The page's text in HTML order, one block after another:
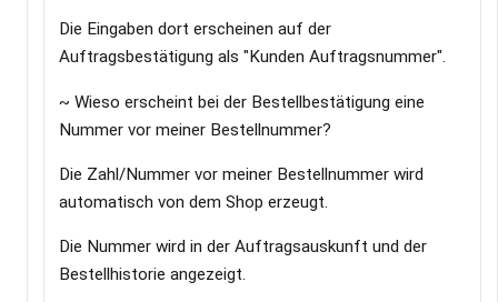
Die Eingaben dort erscheinen auf der
Auftragsbestätigung als "Kunden Auftragsnummer".
~ Wieso erscheint bei der Bestellbestätigung eine
Nummer vor meiner Bestellnummer?
Die Zahl/Nummer vor meiner Bestellnummer wird
automatisch von dem Shop erzeugt.
Die Nummer wird in der Auftragsauskunft und der
Bestellhistorie angezeigt.